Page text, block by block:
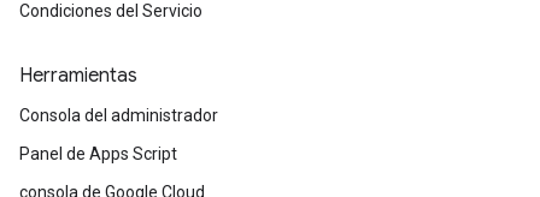
Condiciones del Servicio
Herramientas
Consola del administrador
Panel de Apps Script
consola de Google Cloud